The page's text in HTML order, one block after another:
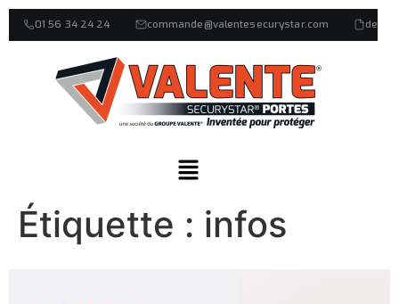
01 56 34 24 24 commande@valentesecurystar.com
Étiquette : infos